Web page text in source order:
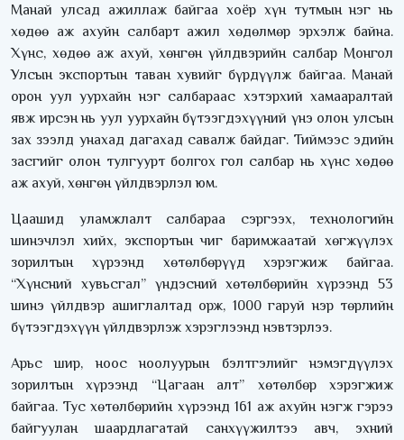
Манай улсад ажиллаж байгаа хоёр хүн тутмын нэг нь
хөдөө аж ахуйн салбарт ажил хөдөлмөр эрхэлж байна.
Хүнс, хөдөө аж ахуй, хөнгөн үйлдвэрийн салбар Монгол
Улсын экспортын таван хувийг бүрдүүлж байгаа. Манай
орон уул уурхайн нэг салбараас хэтэрхий хамааралтай
явж ирсэн нь уул уурхайн бүтээгдэхүүний үнэ олон улсын
зах зээлд унахад дагахад савалж байдаг. Тиймээс эдийн
засгийг олон тулгуурт болгох гол салбар нь хүнс хөдөө
аж ахуй, хөнгөн үйлдвэрлэл юм.
Цаашид уламжлалт салбараа сэргээх, технологийн
шинэчлэл хийх, экспортын чиг баримжаатай хөгжүүлэх
зорилтын хүрээнд хөтөлбөрүүд хэрэгжиж байгаа.
“Хүнсний хувьсгал” үндэсний хөтөлбөрийн хүрээнд 53
шинэ үйлдвэр ашиглалтад орж, 1000 гаруй нэр төрлийн
бүтээгдэхүүн үйлдвэрлэж хэрэглээнд нэвтэрлээ.
Арьс шир, ноос ноолуурын бэлтгэлийг нэмэгдүүлэх
зорилтын хүрээнд “Цагаан алт” хөтөлбөр хэрэгжиж
байгаа. Тус хөтөлбөрийн хүрээнд 161 аж ахуйн нэгж гэрээ
байгуулан шаардлагатай санхүүжилтээ авч, эхний